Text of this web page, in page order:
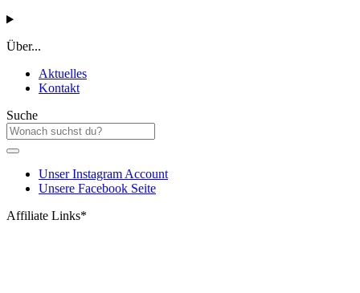
Über...
Aktuelles
Kontakt
Suche
Unser Instagram Account
Unsere Facebook Seite
Affiliate Links*